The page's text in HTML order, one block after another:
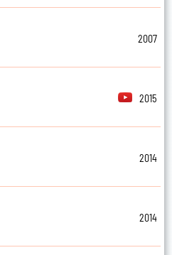
2007
2015
2014
2014